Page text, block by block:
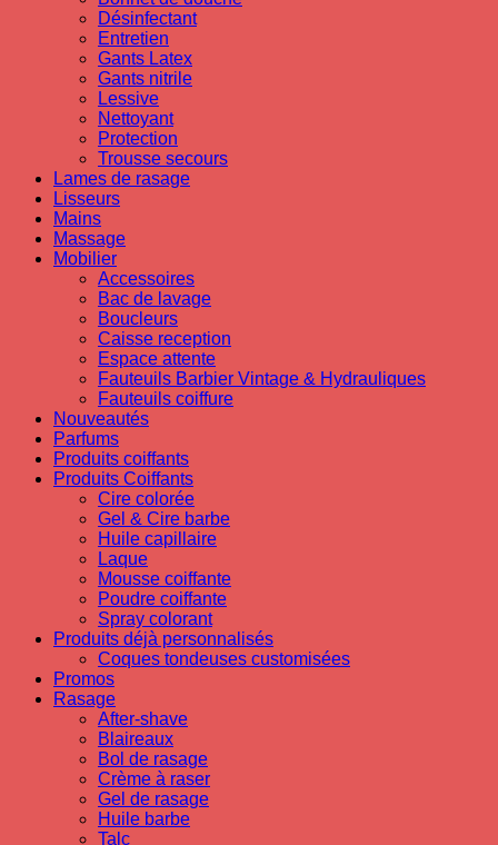
Désinfectant
Entretien
Gants Latex
Gants nitrile
Lessive
Nettoyant
Protection
Trousse secours
Lames de rasage
Lisseurs
Mains
Massage
Mobilier
Accessoires
Bac de lavage
Boucleurs
Caisse reception
Espace attente
Fauteuils Barbier Vintage & Hydrauliques
Fauteuils coiffure
Nouveautés
Parfums
Produits coiffants
Produits Coiffants
Cire colorée
Gel & Cire barbe
Huile capillaire
Laque
Mousse coiffante
Poudre coiffante
Spray colorant
Produits déjà personnalisés
Coques tondeuses customisées
Promos
Rasage
After-shave
Blaireaux
Bol de rasage
Crème à raser
Gel de rasage
Huile barbe
Talc